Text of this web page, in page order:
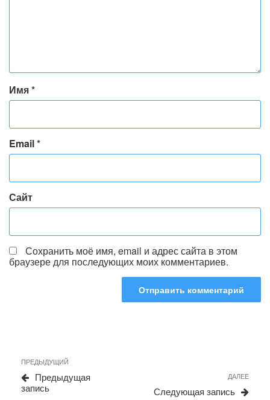
Имя*
Email*
Сайт
Сохранить моё имя, email и адрес сайта в этом
браузере для последующих моих комментариев.
записям
Предыдущая
запись
ПРЕДЫДУЩИЙ
Предыдущая
запись
ДАЛЕЕ
Следующая запись